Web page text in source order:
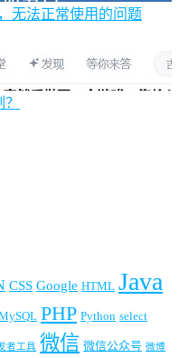
无法正常使用的问题
CSS Google HTML Java
PHP Python select
者工具 微信 微信公众号 微博